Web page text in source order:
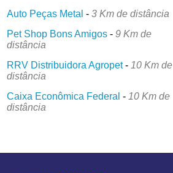
Auto Peças Metal -3 Km de distância
Pet Shop Bons Amigos -9 Km de
distância
RRV Distribuidora Agropet- 10 Km de
distância
Caixa Econômica Federal - 10 Km de
distância